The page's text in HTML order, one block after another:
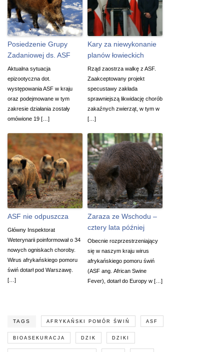
Posiedzenie Grupy
Zadaniowej ds. ASF
Aktualna sytuacja
epizootyczna dot.
występowania ASF w kraju
oraz podejmowane w tym
zakresie działania zostały
omówione 19 […]
Kary za niewykonanie
planów łowieckich
Rząd zaostrza walkę z ASF.
Zaakceptowany projekt
specustawy zakłada
sprawniejszą likwidację chorób
zakaźnych zwierząt, w tym w
[…]
ASF nie odpuszcza
Główny Inspektorat
Weterynarii poinformował o 34
nowych ogniskach choroby.
Wirus afrykańskiego pomoru
świń dotarł pod Warszawę.
[…]
Zaraza ze Wschodu –
cztery lata później
Obecnie rozprzestrzeniający
się w naszym kraju wirus
afrykańskiego pomoru świń
(ASF ang. African Swine
Fever), dotarł do Europy w […]
TAGS AFRYKAŃSKI POMÓR ŚWIŃ ASF
BIOASEKURACJA DZIK DZIKI